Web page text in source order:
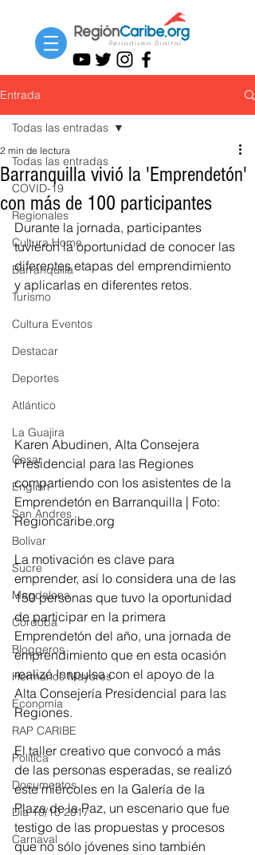
Entrada
Todas las entradas
COVID-19
Regionales
Cultura Home
Barranquilla
Turismo
Cultura Eventos
Destacar
Deportes
Atlántico
La Guajira
Cesar
English
San Andres
Bolívar
Sucre
Magdalena
Córdoba
Bloggeros
Hermanos Mayores
Economía
RAP CARIBE
Política
Documentos
Día 10/10 2017
Carnaval
Todas las entradas
Barranquilla vivió la 'Emprendetón'
con más de 100 participantes
2 min de lectura
Durante la jornada, participantes
tuvieron la oportunidad de conocer las
diferentes etapas del emprendimiento
y aplicarlas en diferentes retos.
Karen Abudinen, Alta Consejera
Presidencial para las Regiones
compartiendo con los asistentes de la
Emprendetón en Barranquilla | Foto:
Regioncaribe.org
La motivación es clave para
emprender, así lo considera una de las
150 personas que tuvo la oportunidad
de participar en la primera
Emprendetón del año, una jornada de
emprendimiento que en esta ocasión
realizó Innpulsa con el apoyo de la
Alta Consejería Presidencial para las
Regiones.
El taller creativo que convocó a más
de las personas esperadas, se realizó
este miércoles en la Galería de la
Plaza de la Paz, un escenario que fue
testigo de las propuestas y procesos
que no sólo jóvenes sino también